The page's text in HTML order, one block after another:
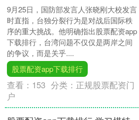
9月25日，国防部发言人张晓刚大校发言
时直指，台独分裂行为是对战后国际秩
序的重大挑战。他明确指出股票配资app
下载排行，台湾问题不仅仅是两岸之间
的争议，而是关乎....
股票配资app下载排行
查看： 153 分类： 正规股票配资门
户